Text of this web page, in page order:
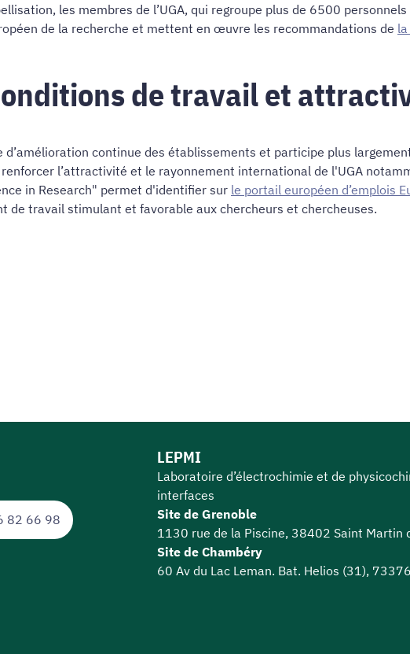
les membres de l’UGA, qui regroupe plus de 6500
de la recherche et mettent en œuvre les recommandations de
de travail et
d’amélioration continue des établissements et participe plus
renforcer l’attractivité et le rayonnement international de l'UGA
in Research" permet d'identifier sur le portail européen d’emplois
de travail stimulant et favorable aux chercheurs et chercheuses.
82 66 98
LEPMI
Laboratoire d’électrochimie et de
interfaces
Site de Grenoble
1130 rue de la Piscine, 38402 Saint Martin
Site de Chambéry
60 Av du Lac Leman. Bat. Helios (31),